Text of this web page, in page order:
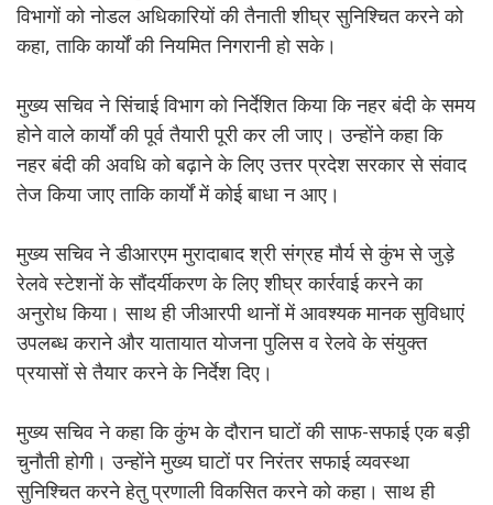
विभागों को नोडल अधिकारियों की तैनाती शीघ्र सुनिश्चित करने को
कहा, ताकि कार्यों की नियमित निगरानी हो सके।
मुख्य सचिव ने सिंचाई विभाग को निर्देशित किया कि नहर बंदी के समय
होने वाले कार्यों की पूर्व तैयारी पूरी कर ली जाए। उन्होंने कहा कि
नहर बंदी की अवधि को बढ़ाने के लिए उत्तर प्रदेश सरकार से संवाद
तेज किया जाए ताकि कार्यों में कोई बाधा न आए।
मुख्य सचिव ने डीआरएम मुरादाबाद श्री संग्रह मौर्य से कुंभ से जुड़े
रेलवे स्टेशनों के सौंदर्यीकरण के लिए शीघ्र कार्रवाई करने का
अनुरोध किया। साथ ही जीआरपी थानों में आवश्यक मानक सुविधाएं
उपलब्ध कराने और यातायात योजना पुलिस व रेलवे के संयुक्त
प्रयासों से तैयार करने के निर्देश दिए।
मुख्य सचिव ने कहा कि कुंभ के दौरान घाटों की साफ-सफाई एक बड़ी
चुनौती होगी। उन्होंने मुख्य घाटों पर निरंतर सफाई व्यवस्था
सुनिश्चित करने हेतु प्रणाली विकसित करने को कहा। साथ ही